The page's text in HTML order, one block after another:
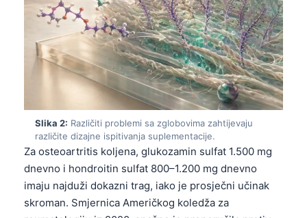
Slika 2: Različiti problemi sa zglobovima zahtijevaju
različite dizajne ispitivanja suplementacije.
Za osteoartritis koljena, glukozamin sulfat 1.500 mg
dnevno i hondroitin sulfat 800–1.200 mg dnevno
imaju najduži dokazni trag, iako je prosječni učinak
skroman. Smjernica Američkog koledža za